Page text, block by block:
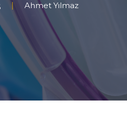
Ahmet Yılmaz